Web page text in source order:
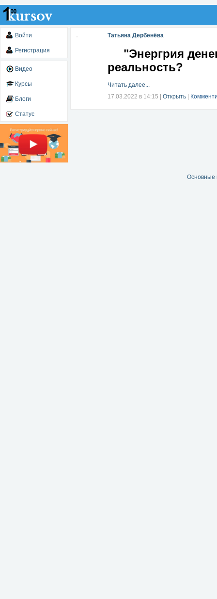
Войти
Регистрация
Видео
Курсы
Блоги
Статус
Татьяна Дербенёва
реальность?
Читать далее...
17.03.2022 в 14:15
Открыть
Основные